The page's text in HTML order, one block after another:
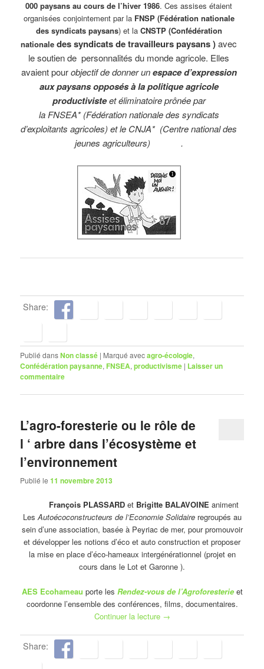
000 paysans au cours de l’hiver 1986. Ces assises étaient
organisées conjointement par la FNSP (Fédération nationale
des syndicats paysans) et la CNSTP (Confédération
nationaledes syndicats de travailleurs paysans )avec
le soutien de personnalités du monde agricole. Elles
avaient pourobjectif de donner unespace d’expression
aux paysans opposés à la politique agricole
productivisteet éliminatoire prônée par
la FNSEA*(Fédération nationale des syndicats
d’exploitants agricoles) et le CNJA* (Centre national des
jeunes agriculteurs) .
Share:
Publié dansNon classé | Marqué avecagro-écologie,
Confédération paysanne, FNSEA,productivisme | Laisser un
commentaire
L’agro-foresterie ou le rôle de
l ‘ arbre dans l’écosystème et
l’environnement
Publié le11 novembre 2013
François PLASSARD et Brigitte BALAVOINE animent
Les Autoécoconstructeurs de l’Economie Solidaireregroupés au
sein d’une association, basée à Peyriac de mer, pour promouvoir
et développer les notions d’éco et auto construction et proposer
la mise en place d’éco-hameaux intergénérationnel (projet en
cours dans le Lot et Garonne ).
AES Ecohameau porte les Rendez-vous de l’Agroforesterie et
coordonne l’ensemble des conférences, films, documentaires.
Continuer la lecture →
Share: